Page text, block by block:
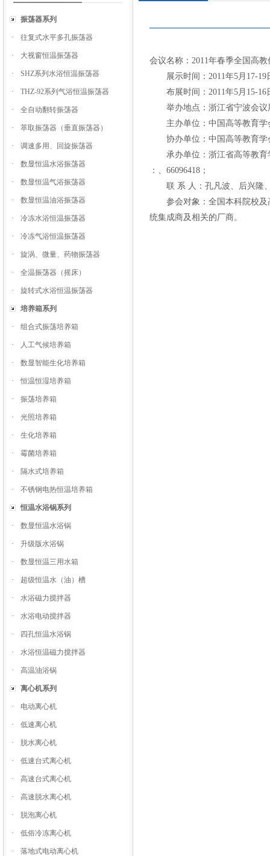
振荡器系列
· 往复式水平多孔振荡器
· 大视窗恒温振荡器
· SHZ系列水浴恒温振荡器
· THZ-92系列气浴恒温振荡器
· 全自动翻转振荡器
· 萃取振荡器（垂直振荡器）
· 调速多用、回旋振荡器
· 数显恒温水浴振荡器
· 数显恒温气浴振荡器
· 数显恒温油浴振荡器
· 冷冻水浴恒温振荡器
· 冷冻气浴恒温振荡器
· 旋涡、微量、药物振荡器
· 全温振荡器（摇床）
· 旋转式水浴恒温振荡器
培养箱系列
· 组合式振荡培养箱
· 人工气候培养箱
· 数显智能生化培养箱
· 恒温恒湿培养箱
· 振荡培养箱
· 光照培养箱
· 生化培养箱
· 霉菌培养箱
· 隔水式培养箱
· 不锈钢电热恒温培养箱
恒温水浴锅系列
· 数显恒温水浴锅
· 升级版水浴锅
· 数显恒温三用水箱
· 超级恒温水（油）槽
· 水浴磁力搅拌器
· 水浴电动搅拌器
· 四孔恒温水浴锅
· 水浴恒温磁力搅拌器
· 高温油浴锅
离心机系列
· 电动离心机
· 低速离心机
· 脱水离心机
· 低速台式离心机
· 高速台式离心机
· 高速脱水离心机
· 脱泡离心机
· 低俗冷冻离心机
· 落地式电动离心机
会议名称：2011年春季全国高
展示时间：2011年5月17-19
布展时间：2011年5月15-16
举办地点：浙江省宁波会议
主办单位：中国高等教育学
协办单位：中国高等教育学
承办单位：浙江省高等教育
：、66096418；
联 系 人：孔凡波、后兴隆
参会对象：全国本科院校及
统集成商及相关的厂商。